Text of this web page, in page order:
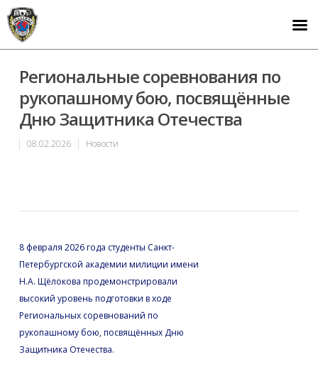
Региональные соревнования по
рукопашному бою, посвящённые
Дню Защитника Отечества
08.02.2026 Новости
8 февраля 2026 года студенты Санкт-
Петербургской академии милиции имени
Н.А. Щёлокова продемонстрировали
высокий уровень подготовки в ходе
Региональных соревнований по
рукопашному бою, посвящённых Дню
Защитника Отечества.